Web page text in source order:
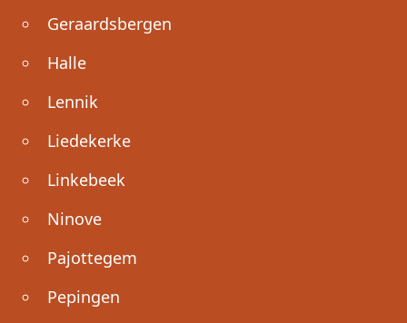
Geraardsbergen
Halle
Lennik
Liedekerke
Linkebeek
Ninove
Pajottegem
Pepingen